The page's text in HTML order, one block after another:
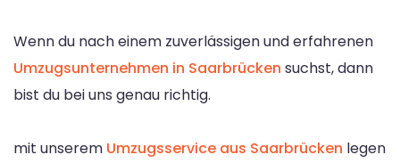
Wenn du nach einem zuverlässigen und erfahrenen
Umzugsunternehmen in Saarbrücken suchst, dann
bist du bei uns genau richtig.
mit unserem Umzugsservice aus Saarbrücken legen